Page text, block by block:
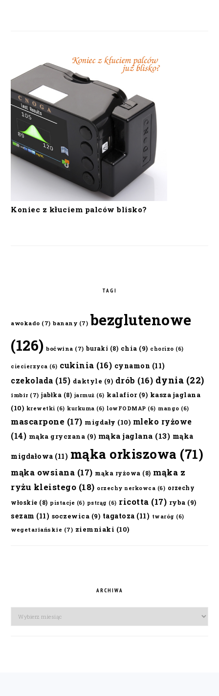
Koniec z kłuciem palców blisko?
TAGI
awokado (7) banany (7) bezglutenowe
(126) boćwina (7) buraki (8) chia (9) chorizo (6)
ciecierzyca (6) cukinia (16) cynamon (11)
czekolada (15) daktyle (9) drób (16) dynia (22)
imbir (7) jabłka (8) jarmuż (6) kalafior(9) kasza jaglana
(10) krewetki (6) kurkuma (6) lowFODMAP (6) mango (6)
mascarpone (17) migdały (10) mleko ryżowe
(14) mąka gryczana (9) mąka jaglana (13) mąka
migdałowa (11) mąka orkiszowa (71)
mąka owsiana (17) mąka ryżowa (8) mąka z
ryżu kleistego (18) orzechy nerkowca (6) orzechy
włoskie (8) pistacje (6) pstrąg (6) ricotta (17) ryba (9)
sezam (11) soczewica (9) tagatoza (11) twaróg (6)
wegetariańskie (7) ziemniaki (10)
ARCHIWA
Archiwa